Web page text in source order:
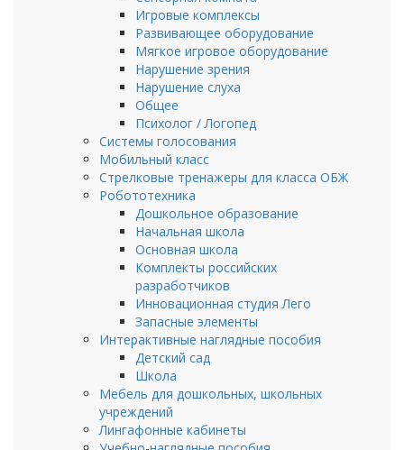
Игровые комплексы
Развивающее оборудование
Мягкое игровое оборудование
Нарушение зрения
Нарушение слуха
Общее
Психолог / Логопед
Системы голосования
Мобильный класс
Стрелковые тренажеры для клаcса ОБЖ
Робототехника
Дошкольное образование
Начальная школа
Основная школа
Комплекты российских
разработчиков
Инновационная студия Лего
Запасные элементы
Интерактивные наглядные пособия
Детский сад
Школа
Мебель для дошкольных, школьных
учреждений
Лингафонные кабинеты